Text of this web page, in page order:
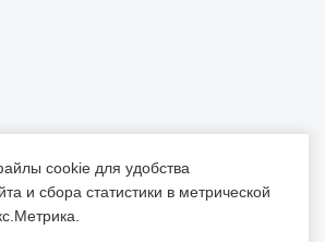
cookie для удобства
и сбора статистики в метрической